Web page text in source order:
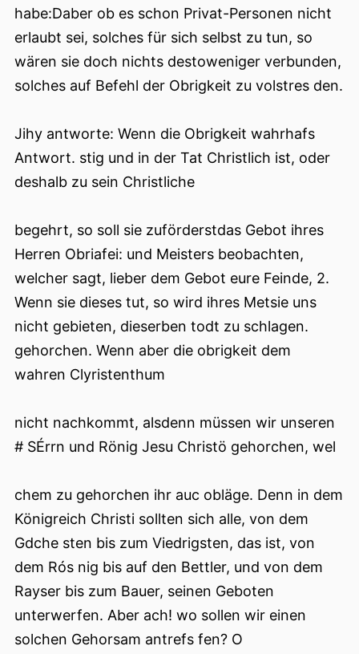
habe:Daber ob es schon Privat-Personen nicht
erlaubt sei, solches für sich selbst zu tun, so
wären sie doch nichts destoweniger verbunden,
solches auf Befehl der Obrigkeit zu volstres den.
Jihy antworte: Wenn die Obrigkeit wahrhafs
Antwort. stig und in der Tat Christlich ist, oder
deshalb zu sein Christliche
begehrt, so soll sie zuförderstdas Gebot ihres
Herren Obriafei: und Meisters beobachten,
welcher sagt, lieber dem Gebot eure Feinde, 2.
Wenn sie dieses tut, so wird ihres Metsie uns
nicht gebieten, dieserben todt zu schlagen.
gehorchen. Wenn aber die obrigkeit dem
wahren Clyristenthum
nicht nachkommt, alsdenn müssen wir unseren
# SÉrrn und Rönig Jesu Christö gehorchen, wel
chem zu gehorchen ihr auc obläge. Denn in dem
Königreich Christi sollten sich alle, von dem
Gdche sten bis zum Viedrigsten, das ist, von
dem Rós nig bis auf den Bettler, und von dem
Rayser bis zum Bauer, seinen Geboten
unterwerfen. Aber ach! wo sollen wir einen
solchen Gehorsam antrefs fen? O